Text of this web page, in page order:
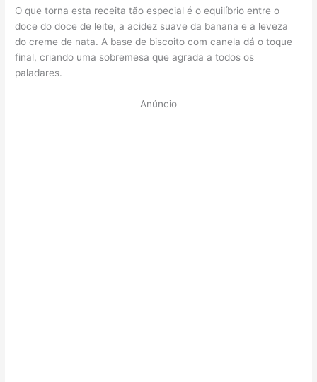
O que torna esta receita tão especial é o equilíbrio entre o
doce do doce de leite, a acidez suave da banana e a leveza
do creme de nata. A base de biscoito com canela dá o toque
final, criando uma sobremesa que agrada a todos os
paladares.
Anúncio